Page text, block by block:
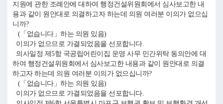
지원에 관한 조례안에 대하여 행정건설위원회에서 심사보고한 내
용과 같이 원안대로 의결하고자 하는데 의원 여러분 이의가 없으십
니까?
(「없습니다」하는 의원 있음)
이의가 없으므로 가결되었음을 선포합니다.
의사일정 제5항 국공립어린이집 운영 사무 민간위탁 동의안에 대
하여 행정건설위원회에서 심사보고한 내용과 같이 원안대로 의결
하고자 하는데 의원 여러분 이의가 없으십니까?
(「없습니다」하는 의원 있음)
이의가 없으므로 가결되었음을 선포합니다.